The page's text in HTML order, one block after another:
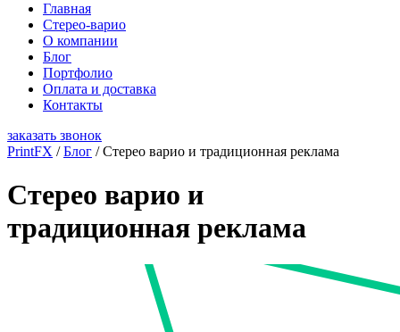
Главная
Стерео-варио
О компании
Блог
Портфолио
Оплата и доставка
Контакты
заказать звонок
PrintFX /Блог /Стерео варио и традиционная реклама
Стерео варио и
традиционная реклама